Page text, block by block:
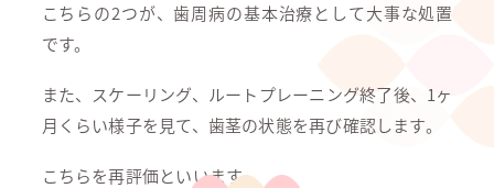
こちらの2つが、歯周病の基本治療として大事な処置
です。
また、スケーリング、ルートプレーニング終了後、1ヶ
月くらい様子を見て、歯茎の状態を再び確認します。
こちらを再評価といいます。